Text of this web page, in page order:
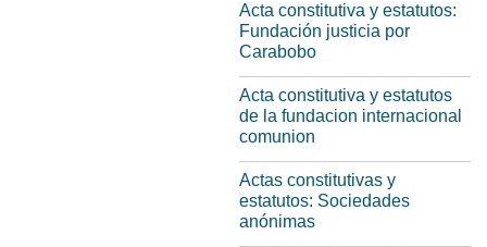
Acta constitutiva y estatutos:
Fundación justicia por
Carabobo
Acta constitutiva y estatutos
de la fundacion internacional
comunion
Actas constitutivas y
estatutos: Sociedades
anónimas